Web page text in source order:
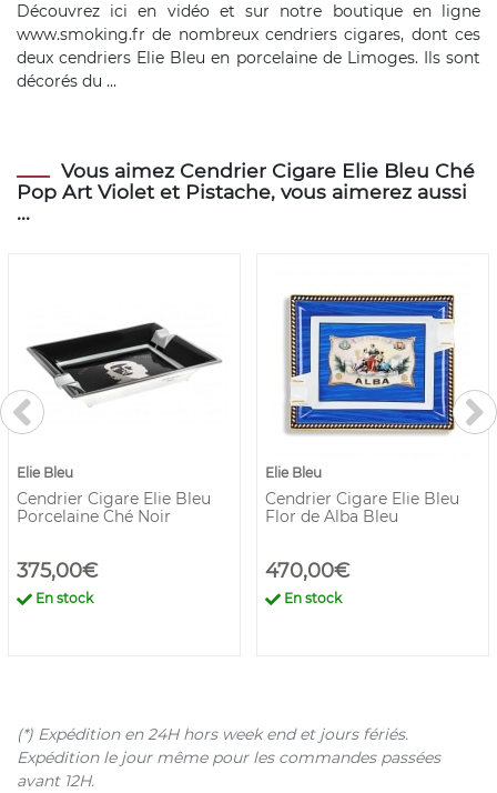
Découvrez ici en vidéo et sur notre boutique en ligne
www.smoking.fr de nombreux cendriers cigares, dont ces
deux cendriers Elie Bleu en porcelaine de Limoges. Ils sont
décorés du ...
Vous aimez Cendrier Cigare Elie Bleu Ché
Pop Art Violet et Pistache, vous aimerez aussi
...
Elie Bleu
Cendrier Cigare Elie Bleu
Porcelaine Ché Noir
375,00€
En stock
Elie Bleu
Cendrier Cigare Elie Bleu
Flor de Alba Bleu
470,00€
En stock
(*) Expédition en 24H hors week end et jours fériés.
Expédition le jour même pour les commandes passées
avant 12H.